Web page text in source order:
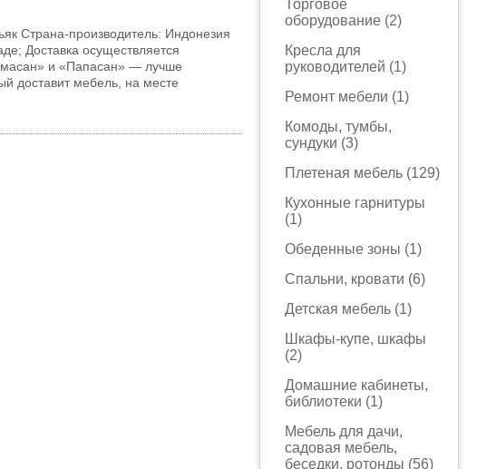
Торговое
оборудование (2)
Кресла для
руководителей (1)
Ремонт мебели (1)
Комоды, тумбы,
сундуки (3)
Плетеная мебель (129)
Кухонные гарнитуры
(1)
Обеденные зоны (1)
Спальни, кровати (6)
Детская мебель (1)
Шкафы-купе, шкафы
(2)
Домашние кабинеты,
библиотеки (1)
Мебель для дачи,
садовая мебель,
беседки, ротонды (56)
Страна-производитель: Индонезия
Доставка осуществляется
и «Папасан» — лучше
доставит мебель, на месте